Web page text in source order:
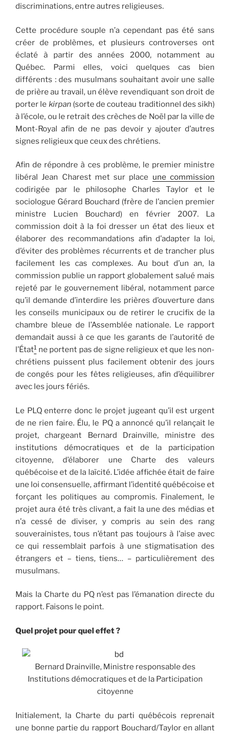
discriminations, entre autres religieuses.
Cette procédure souple n’a cependant pas été sans
créer de problèmes, et plusieurs controverses ont
éclaté à partir des années 2000, notamment au
Québec. Parmi elles, voici quelques cas bien
différents : des musulmans souhaitant avoir une salle
de prière au travail, un élève revendiquant son droit de
porter le kirpan (sorte de couteau traditionnel des sikh)
à l’école, ou le retrait des crèches de Noël par la ville de
Mont-Royal afin de ne pas devoir y ajouter d’autres
signes religieux que ceux des chrétiens.
Afin de répondre à ces problème, le premier ministre
libéral Jean Charest met sur place une commission
codirigée par le philosophe Charles Taylor et le
sociologue Gérard Bouchard (frère de l’ancien premier
ministre Lucien Bouchard) en février 2007. La
commission doit à la foi dresser un état des lieux et
élaborer des recommandations afin d’adapter la loi,
d’éviter des problèmes récurrents et de trancher plus
facilement les cas complexes. Au bout d’un an, la
commission publie un rapport globalement salué mais
rejeté par le gouvernement libéral, notamment parce
qu’il demande d’interdire les prières d’ouverture dans
les conseils municipaux ou de retirer le crucifix de la
chambre bleue de l’Assemblée nationale. Le rapport
demandait aussi à ce que les garants de l’autorité de
l’État1 ne portent pas de signe religieux et que les non-
chrétiens puissent plus facilement obtenir des jours
de congés pour les fêtes religieuses, afin d’équilibrer
avec les jours fériés.
Le PLQ enterre donc le projet jugeant qu’il est urgent
de ne rien faire. Élu, le PQ a annoncé qu’il relançait le
projet, chargeant Bernard Drainville, ministre des
institutions démocratiques et de la participation
citoyenne, d’élaborer une Charte des valeurs
québécoise et de la laïcité. L’idée affichée était de faire
une loi consensuelle, affirmant l’identité québécoise et
forçant les politiques au compromis. Finalement, le
projet aura été très clivant, a fait la une des médias et
n’a cessé de diviser, y compris au sein des rang
souverainistes, tous n’étant pas toujours à l’aise avec
ce qui ressemblait parfois à une stigmatisation des
étrangers et – tiens, tiens… – particulièrement des
musulmans.
Mais la Charte du PQ n’est pas l’émanation directe du
rapport. Faisons le point.
Quel projet pour quel effet ?
Bernard Drainville, Ministre responsable des
Institutions démocratiques et de la Participation
citoyenne
Initialement, la Charte du parti québécois reprenait
une bonne partie du rapport Bouchard/Taylor en allant